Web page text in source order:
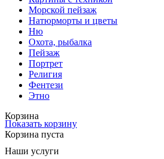
Морской пейзаж
Натюрморты и цветы
Ню
Охота, рыбалка
Пейзаж
Портрет
Религия
Фентези
Этно
Корзина
Показать корзину
Корзина пуста
Наши услуги